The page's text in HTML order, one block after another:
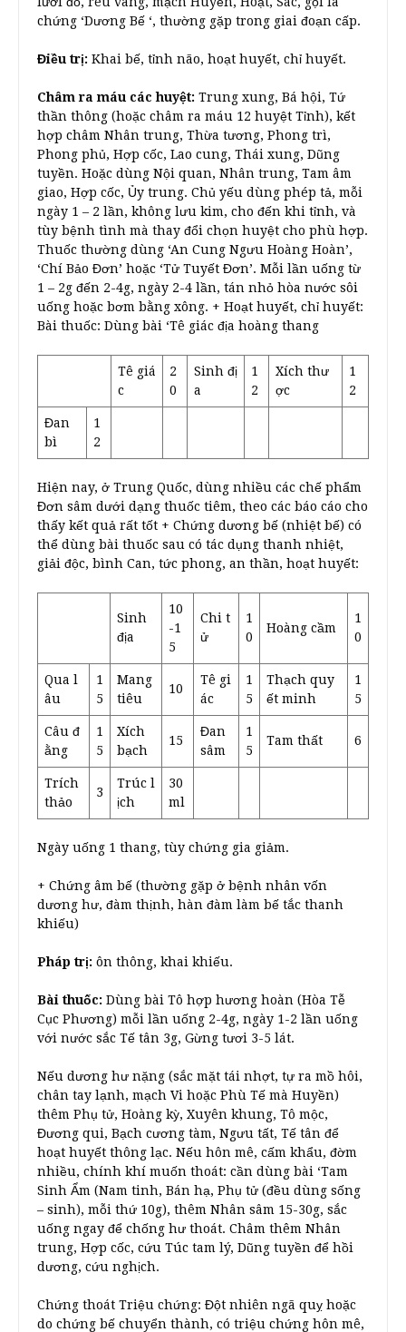
chứng ‘Dương Bế ‘, thường gặp trong giai đoạn cấp.
Điều trị: Khai bế, tỉnh não, hoạt huyết, chỉ huyết.
Châm ra máu các huyệt: Trung xung, Bá hội, Tứ
thần thông (hoặc châm ra máu 12 huyệt Tỉnh), kết
hợp châm Nhân trung, Thừa tương, Phong trì,
Phong phủ, Hợp cốc, Lao cung, Thái xung, Dũng
tuyền. Hoặc dùng Nội quan, Nhân trung, Tam âm
giao, Hợp cốc, Ủy trung. Chủ yếu dùng phép tả, mỗi
ngày 1 – 2 lần, không lưu kim, cho đến khi tỉnh, và
tùy bệnh tình mà thay đổi chọn huyệt cho phù hợp.
Thuốc thường dùng ‘An Cung Ngưu Hoàng Hoàn’,
‘Chí Bảo Đơn’ hoặc ‘Tử Tuyết Đơn’. Mỗi lần uống từ
1 – 2g đến 2-4g, ngày 2-4 lần, tán nhỏ hòa nước sôi
uống hoặc bơm bằng xông. + Hoạt huyết, chỉ huyết:
Bài thuốc: Dùng bài ‘Tê giác địa hoàng thang
Tê giá
c
2
0
Sinh đị
a
1
2
Xích thư
ợc
1
2
Đan
bì
1
2
Hiện nay, ở Trung Quốc, dùng nhiều các chế phẩm
Đơn sâm dưới dạng thuốc tiêm, theo các báo cáo cho
thấy kết quả rất tốt + Chứng dương bế (nhiệt bế) có
thể dùng bài thuốc sau có tác dụng thanh nhiệt,
giải độc, bình Can, tức phong, an thần, hoạt huyết:
Sinh
địa
10
-1
5
Chi t
ử
1
0
Hoàng cầm
1
0
Qua l
âu
1
5
Mang
tiêu
10
Tê gi
ác
1
5
Thạch quy
ết minh
1
5
Câu đ
ằng
1
5
Xích
bạch
15
Đan
sâm
1
5
Tam thất 6
Trích
thảo
3
Trúc l
ịch
30
ml
Ngày uống 1 thang, tùy chứng gia giảm.
+ Chứng âm bế (thường gặp ở bệnh nhân vốn
dương hư, đàm thịnh, hàn đàm làm bế tắc thanh
khiếu)
Pháp trị: ôn thông, khai khiếu.
Bài thuốc: Dùng bài Tô hợp hương hoàn (Hòa Tễ
Cục Phương) mỗi lần uống 2-4g, ngày 1-2 lần uống
với nước sắc Tế tân 3g, Gừng tươi 3-5 lát.
Nếu dương hư nặng (sắc mặt tái nhợt, tự ra mồ hôi,
chân tay lạnh, mạch Vi hoặc Phù Tế mà Huyền)
thêm Phụ tử, Hoàng kỳ, Xuyên khung, Tô mộc,
Đương qui, Bạch cương tàm, Ngưu tất, Tế tân để
hoạt huyết thông lạc. Nếu hôn mê, cấm khẩu, đờm
nhiều, chính khí muốn thoát: cần dùng bài ‘Tam
Sinh Ẩm (Nam tinh, Bán hạ, Phụ tử (đều dùng sống
– sinh), mỗi thứ 10g), thêm Nhân sâm 15-30g, sắc
uống ngay để chống hư thoát. Châm thêm Nhân
trung, Hợp cốc, cứu Túc tam lý, Dũng tuyền để hồi
dương, cứu nghịch.
Chứng thoát Triệu chứng: Đột nhiên ngã quỵ hoặc
do chứng bế chuyển thành, có triệu chứng hôn mê,